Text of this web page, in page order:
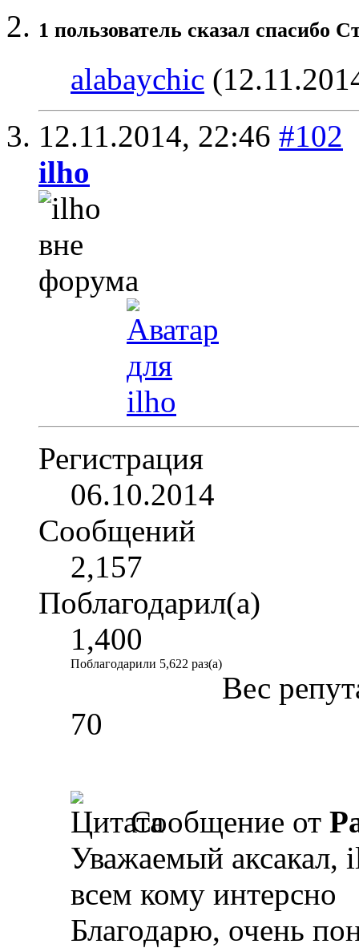
1 пользователь сказал cпасибо
alabaychic
12.11.2014, 22:46 #102
ilho
Регистрация
06.10.2014
Сообщений
2,157
Поблагодарил(а)
1,400
Поблагодарили 5,622 раз(а)
Вес
70
Сообщение от
Уважаемый аксакал,
всем кому интерсно
Благодарю, очень